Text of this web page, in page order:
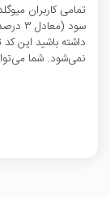
سود
داشته باشید این
نمی‌شود. شما